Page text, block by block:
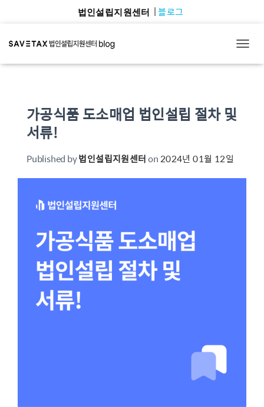
법인설립지원센터 블로그
가공식품 도소매업 법인설립 절차 및
서류!
Published by법인설립지원센터on2024년 01월 12일